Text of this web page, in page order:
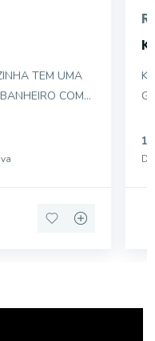
TEM UMA
COM
E BANHEIRO.
HÁ 31 ANOS
1